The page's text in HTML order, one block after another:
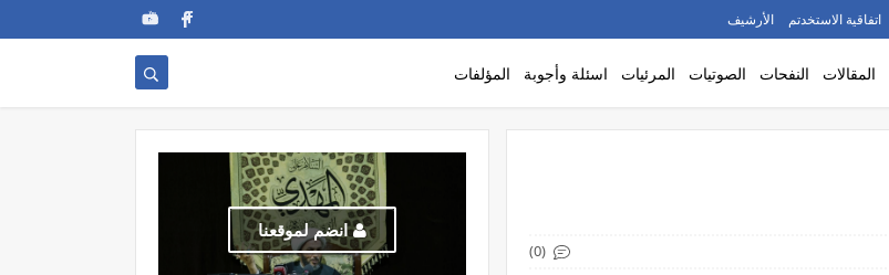
اتفاقية الاستخدتم الأرشيف
المقالات النفحات الصوتيات المرئيات اسئلة وأجوبة المؤلفات
(0)
انضم لموقعنا